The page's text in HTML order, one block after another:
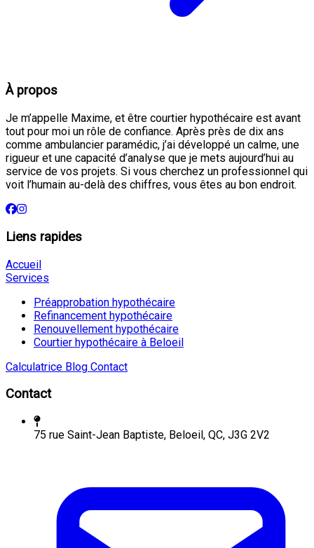
À propos
Je m’appelle Maxime, et être courtier hypothécaire est avant
tout pour moi un rôle de confiance. Après près de dix ans
comme ambulancier paramédic, j’ai développé un calme, une
rigueur et une capacité d’analyse que je mets aujourd’hui au
service de vos projets. Si vous cherchez un professionnel qui
voit l’humain au-delà des chiffres, vous êtes au bon endroit.
Liens rapides
Accueil
Services
Préapprobation hypothécaire
Refinancement hypothécaire
Renouvellement hypothécaire
Courtier hypothécaire à Beloeil
Calculatrice Blog Contact
Contact
75 rue Saint-Jean Baptiste, Beloeil, QC, J3G 2V2